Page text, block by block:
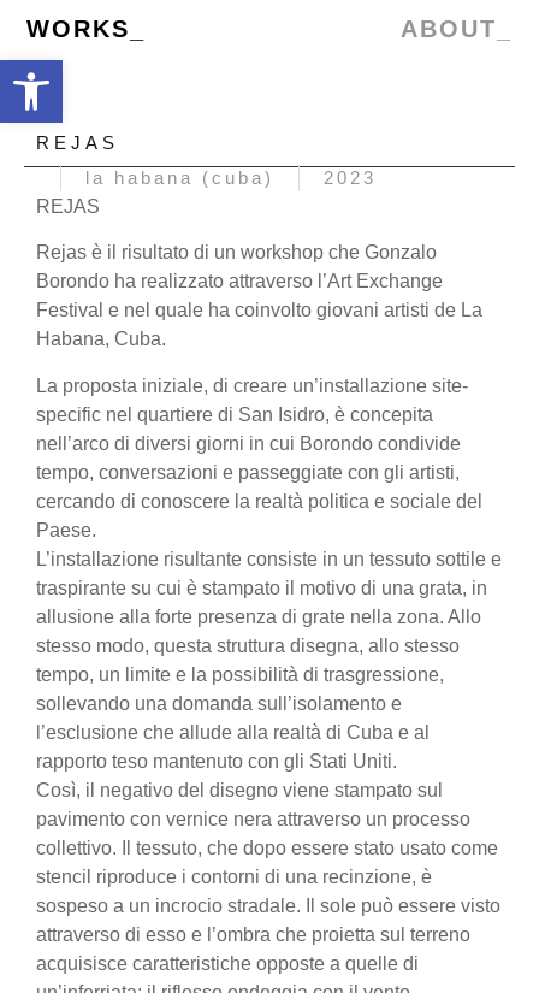
WORKS_ ABOUT_
REJAS
la habana (cuba)
2023
REJAS
Rejas è il risultato di un workshop che Gonzalo
Borondo ha realizzato attraverso l’Art Exchange
Festival e nel quale ha coinvolto giovani artisti de La
Habana, Cuba.
La proposta iniziale, di creare un’installazione site-
specific nel quartiere di San Isidro, è concepita
nell’arco di diversi giorni in cui Borondo condivide
tempo, conversazioni e passeggiate con gli artisti,
cercando di conoscere la realtà politica e sociale del
Paese.
L’installazione risultante consiste in un tessuto sottile e
traspirante su cui è stampato il motivo di una grata, in
allusione alla forte presenza di grate nella zona. Allo
stesso modo, questa struttura disegna, allo stesso
tempo, un limite e la possibilità di trasgressione,
sollevando una domanda sull’isolamento e
l’esclusione che allude alla realtà di Cuba e al
rapporto teso mantenuto con gli Stati Uniti.
Così, il negativo del disegno viene stampato sul
pavimento con vernice nera attraverso un processo
collettivo. Il tessuto, che dopo essere stato usato come
stencil riproduce i contorni di una recinzione, è
sospeso a un incrocio stradale. Il sole può essere visto
attraverso di esso e l’ombra che proietta sul terreno
acquisisce caratteristiche opposte a quelle di
Open toolbar